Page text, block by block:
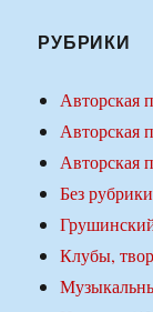
РУБРИКИ
Авторская
Авторская
Авторская
Без рубрики
Клубы,